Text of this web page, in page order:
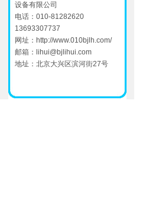
设备有限公司
电话：010-81282620
13693307737
网址： http://www.010bjlh.com/
邮箱： lihui@bjlihui.com
地址：北京大兴区滨河街27号